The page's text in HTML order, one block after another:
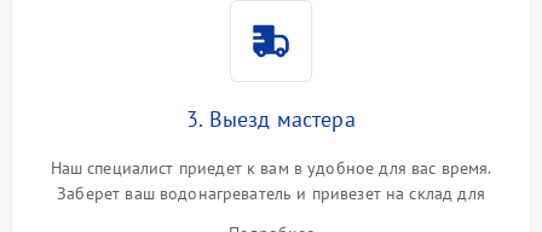
3. Выезд мастера
Наш специалист приедет к вам в удобное для вас время.
Заберет ваш водонагреватель и привезет на склад для